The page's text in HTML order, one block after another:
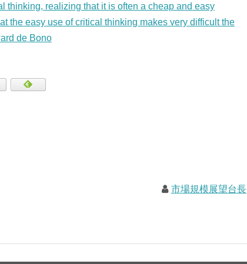
thinking, realizing that it is often a cheap and easy
the easy use of critical thinking makes very difficult the
de Bono
市場規模展望台長